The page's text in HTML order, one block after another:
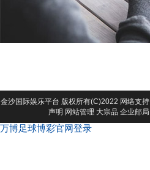
金沙国际娱乐平台 版权所有(C)2022 网络支持
声明 网站管理 大宗品 企业邮局
万博足球博彩官网登录